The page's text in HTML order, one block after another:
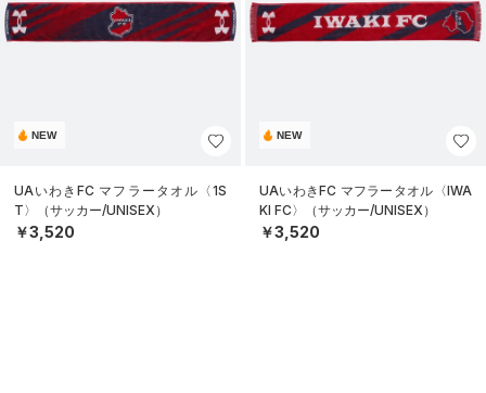
NEW
UAいわきFC マフラータオル〈1S
T〉（サッカー/UNISEX）
￥3,520
NEW
UAいわきFC マフラータオル〈IWA
KI FC〉（サッカー/UNISEX）
￥3,520